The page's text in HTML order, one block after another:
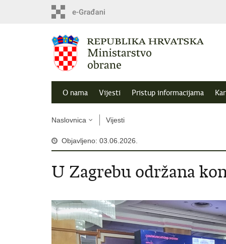
O nama Vijesti Pristup informacijama
Naslovnica Vijesti
Objavljeno: 03.06.2026.
U Zagrebu održana